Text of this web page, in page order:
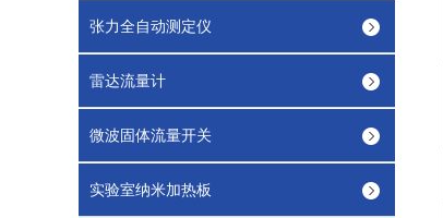
张力全自动测定仪
雷达流量计
微波固体流量开关
实验室纳米加热板